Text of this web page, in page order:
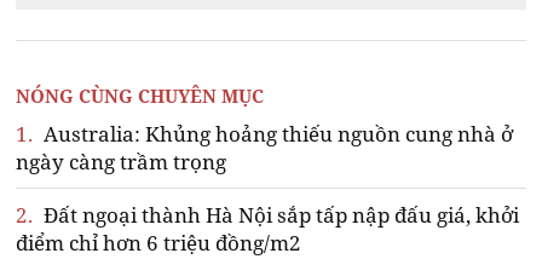
NÓNG CÙNG CHUYÊN MỤC
1. Australia: Khủng hoảng thiếu nguồn cung nhà ở
ngày càng trầm trọng
2. Đất ngoại thành Hà Nội sắp tấp nập đấu giá, khởi
điểm chỉ hơn 6 triệu đồng/m2